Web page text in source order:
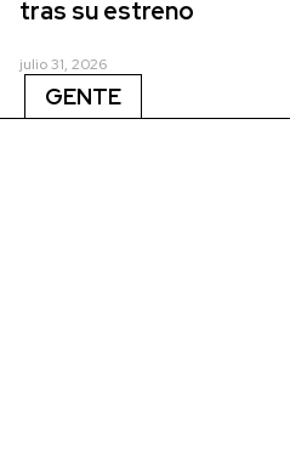
tras su estreno
julio 31, 2026
GENTE